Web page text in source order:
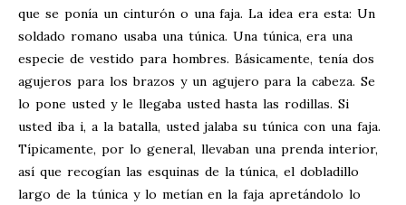
que se ponía un cinturón o una faja. La idea era esta: Un
soldado romano usaba una túnica. Una túnica, era una
especie de vestido para hombres. Básicamente, tenía dos
agujeros para los brazos y un agujero para la cabeza. Se
lo pone usted y le llegaba usted hasta las rodillas. Si
usted iba i, a la batalla, usted jalaba su túnica con una faja.
Típicamente, por lo general, llevaban una prenda interior,
así que recogían las esquinas de la túnica, el dobladillo
largo de la túnica y lo metían en la faja apretándolo lo